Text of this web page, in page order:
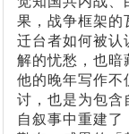
果，战争框架的
迁台者如何被认
解的忧愁，也暗
他的晚年写作不
讨，也是为包含
自叙事中重建了